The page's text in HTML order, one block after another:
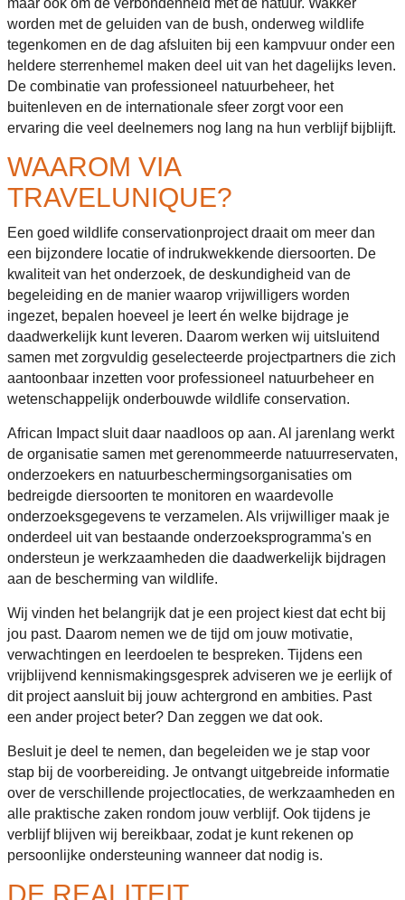
worden met de geluiden van de bush, onderweg wildlife
tegenkomen en de dag afsluiten bij een kampvuur onder een
heldere sterrenhemel maken deel uit van het dagelijks leven.
De combinatie van professioneel natuurbeheer, het
buitenleven en de internationale sfeer zorgt voor een
ervaring die veel deelnemers nog lang na hun verblijf bijblijft.
WAAROM VIA
TRAVELUNIQUE?
Een goed wildlife conservationproject draait om meer dan
een bijzondere locatie of indrukwekkende diersoorten. De
kwaliteit van het onderzoek, de deskundigheid van de
begeleiding en de manier waarop vrijwilligers worden
ingezet, bepalen hoeveel je leert én welke bijdrage je
daadwerkelijk kunt leveren. Daarom werken wij uitsluitend
samen met zorgvuldig geselecteerde projectpartners die zich
aantoonbaar inzetten voor professioneel natuurbeheer en
wetenschappelijk onderbouwde wildlife conservation.
African Impact sluit daar naadloos op aan. Al jarenlang werkt
de organisatie samen met gerenommeerde natuurreservaten,
onderzoekers en natuurbeschermingsorganisaties om
bedreigde diersoorten te monitoren en waardevolle
onderzoeksgegevens te verzamelen. Als vrijwilliger maak je
onderdeel uit van bestaande onderzoeksprogramma's en
ondersteun je werkzaamheden die daadwerkelijk bijdragen
aan de bescherming van wildlife.
Wij vinden het belangrijk dat je een project kiest dat echt bij
jou past. Daarom nemen we de tijd om jouw motivatie,
verwachtingen en leerdoelen te bespreken. Tijdens een
vrijblijvend kennismakingsgesprek adviseren we je eerlijk of
dit project aansluit bij jouw achtergrond en ambities. Past
een ander project beter? Dan zeggen we dat ook.
Besluit je deel te nemen, dan begeleiden we je stap voor
stap bij de voorbereiding. Je ontvangt uitgebreide informatie
over de verschillende projectlocaties, de werkzaamheden en
alle praktische zaken rondom jouw verblijf. Ook tijdens je
verblijf blijven wij bereikbaar, zodat je kunt rekenen op
persoonlijke ondersteuning wanneer dat nodig is.
DE REALITEIT